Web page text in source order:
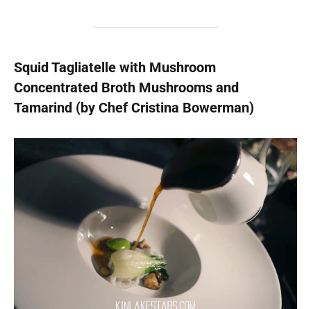
Squid Tagliatelle with Mushroom
Concentrated Broth Mushrooms and
Tamarind (by Chef Cristina Bowerman)